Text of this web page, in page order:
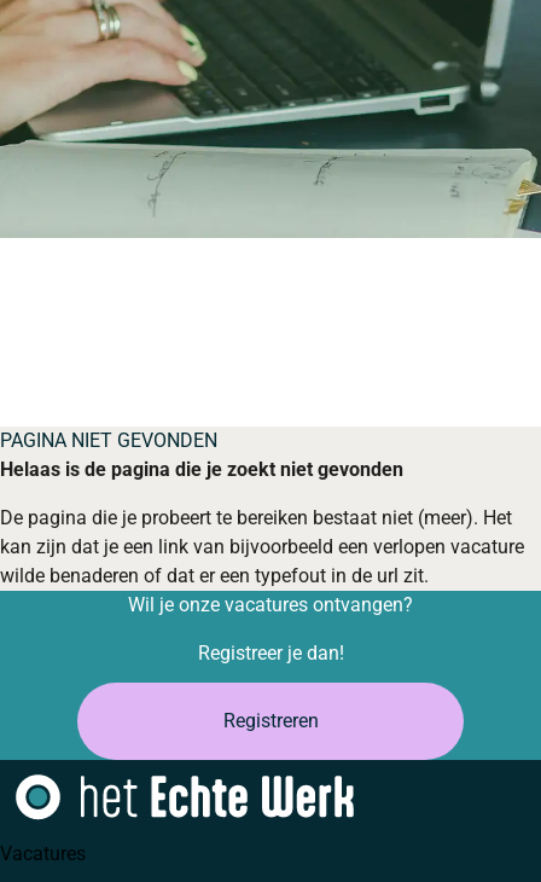
PAGINA NIET GEVONDEN
Helaas is de pagina die je zoekt niet gevonden
De pagina die je probeert te bereiken bestaat niet (meer). Het
kan zijn dat je een link van bijvoorbeeld een verlopen vacature
wilde benaderen of dat er een typefout in de url zit.
Wil je onze vacatures ontvangen?
Registreer je dan!
Registreren
Vacatures